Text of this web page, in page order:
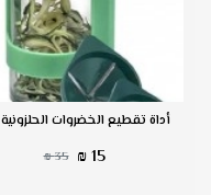
أداة تقطيع الخضروات الحلزونية
15 ₪
35 ₪